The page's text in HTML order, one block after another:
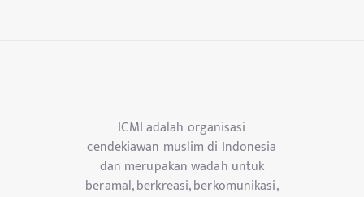
ICMI adalah organisasi
cendekiawan muslim di Indonesia
dan merupakan wadah untuk
beramal, berkreasi, berkomunikasi,